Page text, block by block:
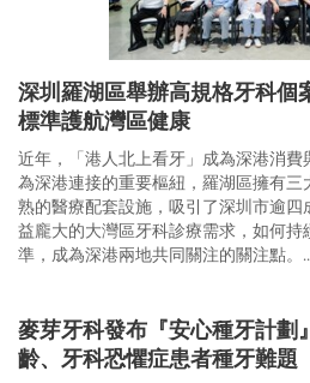
深圳羅湖區舉辦高規格牙科個
標準護航灣區健康
近年，「港人北上看牙」成為深港消
為深港連接的重要樞紐，羅湖區擁有
熟的醫療配套設施，吸引了深圳市逾
益龐大的大灣區牙科診療需求，如何
準，成為深港兩地共同關注的關注點。
麥芽牙科發布『安心種牙計劃
齡、牙科恐懼症患者種牙難題